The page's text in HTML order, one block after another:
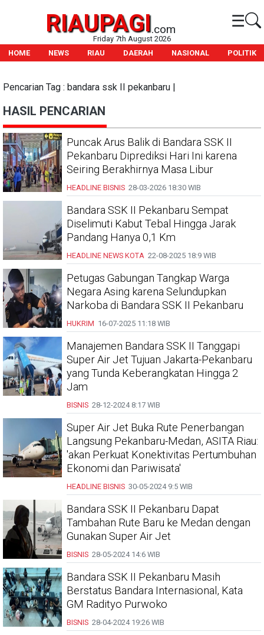
RIAUPAGI.com ☰
Friday 7th August 2026
HOME
NEWS RIAU DAERAH NASIONAL POLITIK
Pencarian Tag : bandara ssk II pekanbaru |
HASIL PENCARIAN
Puncak Arus Balik di Bandara SSK II
Pekanbaru Diprediksi Hari Ini karena
Seiring Berakhirnya Masa Libur
HEADLINE BISNIS 28-03-2026 18:30 WIB
Bandara SSK II Pekanbaru Sempat
Diselimuti Kabut Tebal Hingga Jarak
Pandang Hanya 0,1 Km
HEADLINE NEWS KOTA 22-08-2025 18:9 WIB
Petugas Gabungan Tangkap Warga
Negara Asing karena Selundupkan
Narkoba di Bandara SSK II Pekanbaru
HUKRIM 16-07-2025 11:18 WIB
Manajemen Bandara SSK II Tanggapi
Super Air Jet Tujuan Jakarta-Pekanbaru
yang Tunda Keberangkatan Hingga 2
Jam
BISNIS 28-12-20248:17 WIB
Super Air Jet Buka Rute Penerbangan
Langsung Pekanbaru-Medan, ASITA Riau:
'akan Perkuat Konektivitas Pertumbuhan
Ekonomi dan Pariwisata'
HEADLINE BISNIS 30-05-20249:5 WIB
Bandara SSK II Pekanbaru Dapat
Tambahan Rute Baru ke Medan dengan
Gunakan Super Air Jet
BISNIS 28-05-202414:6 WIB
Bandara SSK II Pekanbaru Masih
Berstatus Bandara Internasional, Kata
GM Radityo Purwoko
BISNIS 28-04-202419:26 WIB